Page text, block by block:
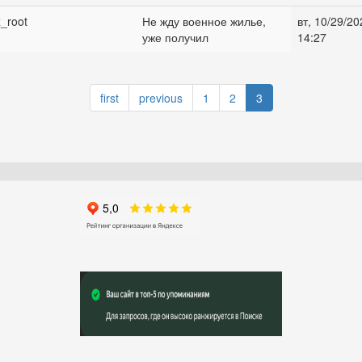
Не жду военное жилье,
уже получил
вт, 10/29/
14:27
first previous 1 2 3